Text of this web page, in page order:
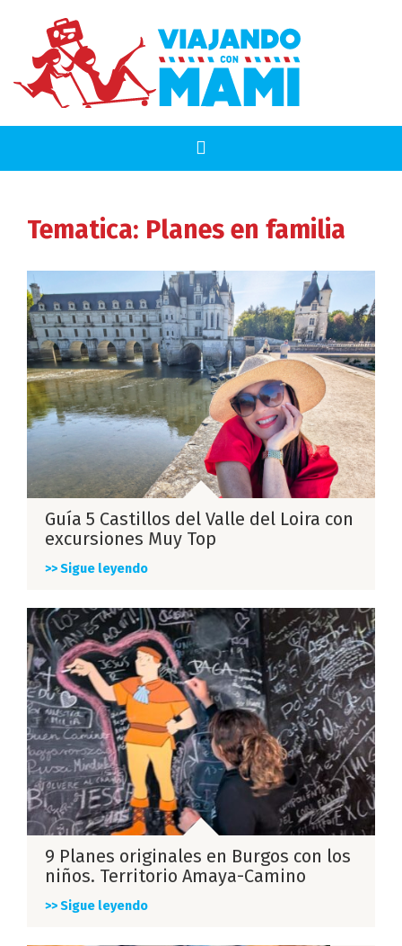
Tematica: Planes en familia
Guía 5 Castillos del Valle del Loira con
excursiones Muy Top
>> Sigue leyendo
9 Planes originales en Burgos con los
niños. Territorio Amaya-Camino
>> Sigue leyendo